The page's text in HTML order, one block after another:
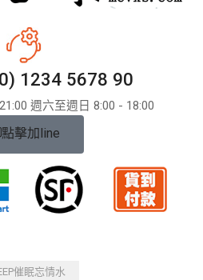
1234 5678 90
週六至週日 8:00 - 18:00
點擊加line
催眠忘情水